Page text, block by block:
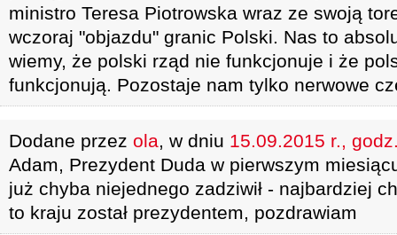
ministro Teresa Piotrowska wraz ze swoją
wczoraj "objazdu" granic Polski. Nas to
wiemy, że polski rząd nie funkcjonuje i że
funkcjonują. Pozostaje nam tylko nerwowe
Dodane przez ola, w dniu 15.09.2015 r.,
Adam, Prezydent Duda w pierwszym
już chyba niejednego zadziwił - najbardziej
to kraju został prezydentem, pozdrawiam